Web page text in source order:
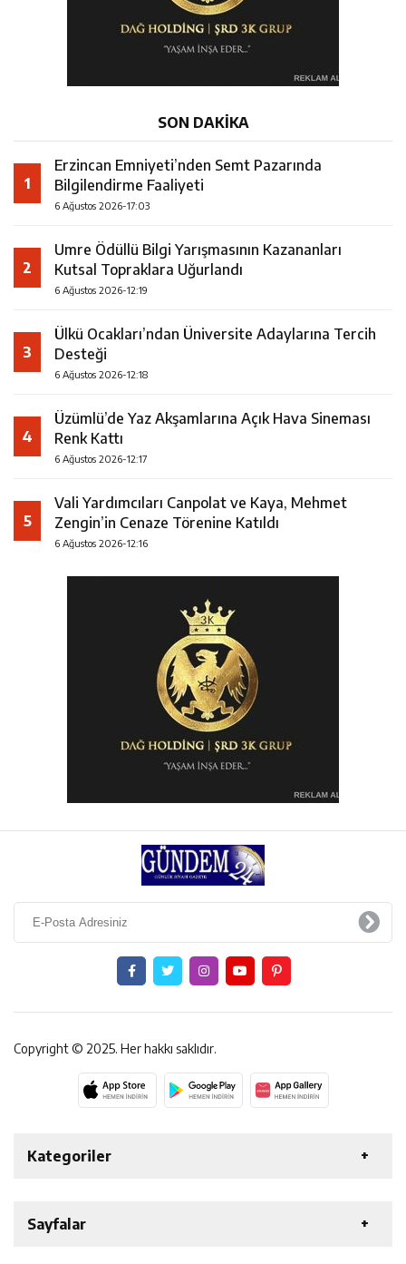
SON DAKİKA
1
Erzincan Emniyeti’nden Semt Pazarında
Bilgilendirme Faaliyeti
6 Ağustos 2026-17:03
2
Umre Ödüllü Bilgi Yarışmasının Kazananları
Kutsal Topraklara Uğurlandı
6 Ağustos 2026-12:19
3
Ülkü Ocakları’ndan Üniversite Adaylarına Tercih
Desteği
6 Ağustos 2026-12:18
4
Üzümlü’de Yaz Akşamlarına Açık Hava Sineması
Renk Kattı
6 Ağustos 2026-12:17
5
Vali Yardımcıları Canpolat ve Kaya, Mehmet
Zengin’in Cenaze Törenine Katıldı
6 Ağustos 2026-12:16
Copyright © 2025. Her hakkı saklıdır.
Kategoriler
EKONOMİ
Sayfalar